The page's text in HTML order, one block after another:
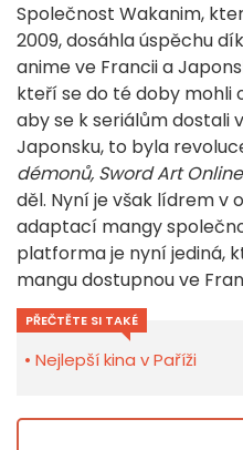
Společnost Wakanim,
2009, dosáhla úspěchu
anime ve Francii a
kteří se do té doby
aby se k seriálům dostali
Japonsku, to byla
démonů, Sword Art Online
děl. Nyní je však lídrem v
adaptací mangy
platforma je nyní jediná,
mangu dostupnou ve
PŘEČTĚTE SI TAKÉ
Nejlepší kina v Paříži